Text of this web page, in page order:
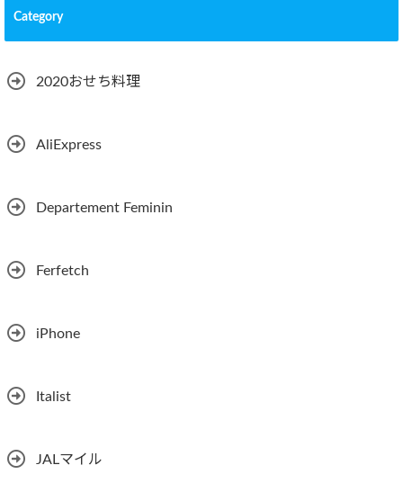
Category
2020おせち料理
AliExpress
Departement Feminin
Ferfetch
iPhone
Italist
JALマイル